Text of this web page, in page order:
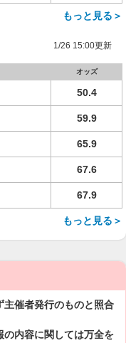
もっと見る＞
1/26 15:00更新
オッズ
50.4
59.9
65.9
67.6
67.9
もっと見る＞
催者発行のものと照合
内容に関しては万全を